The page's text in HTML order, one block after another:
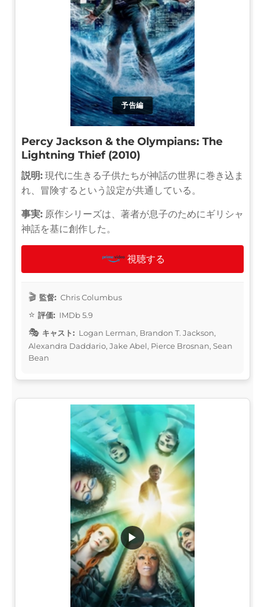
予告編
Percy Jackson & the Olympians: The
Lightning Thief (2010)
説明: 現代に生きる子供たちが神話の世界に巻き込ま
れ、冒険するという設定が共通している。
事実: 原作シリーズは、著者が息子のためにギリシャ
神話を基に創作した。
視聴する
監督: Chris Columbus
評価: IMDb 5.9
キャスト: Logan Lerman, Brandon T. Jackson,
Alexandra Daddario, Jake Abel, Pierce Brosnan, Sean
Bean
▶